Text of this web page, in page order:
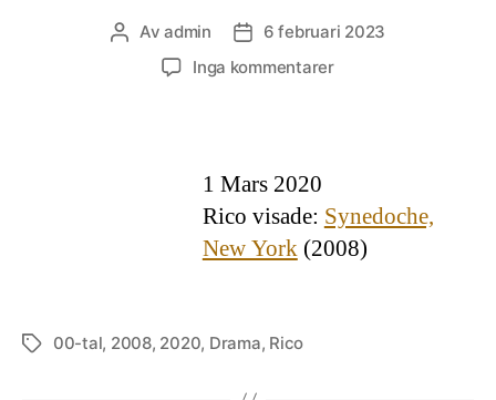
Inläggsförfattare
Avadmin Inläggsdatum
6 februari 2023
Inga kommentarertill
1 Mars 2020
Rico visade: Synedoche,
New York(2008)
Etiketter
00-tal, 2008, 2020, Drama, Rico